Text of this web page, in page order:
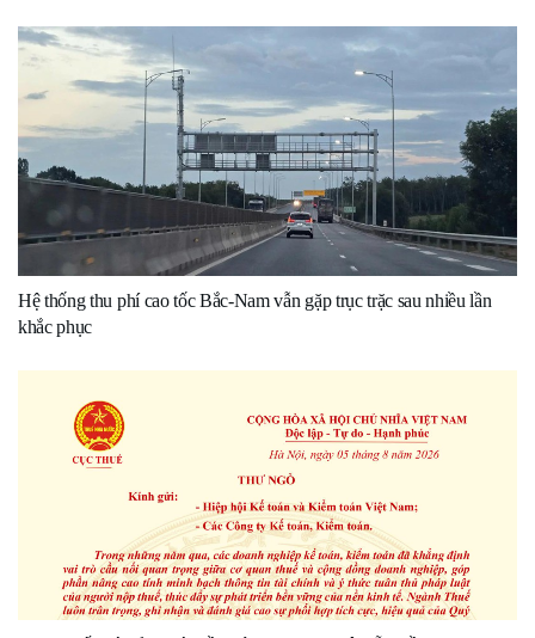
Hệ thống thu phí cao tốc Bắc-Nam vẫn gặp trục trặc sau nhiều lần
khắc phục